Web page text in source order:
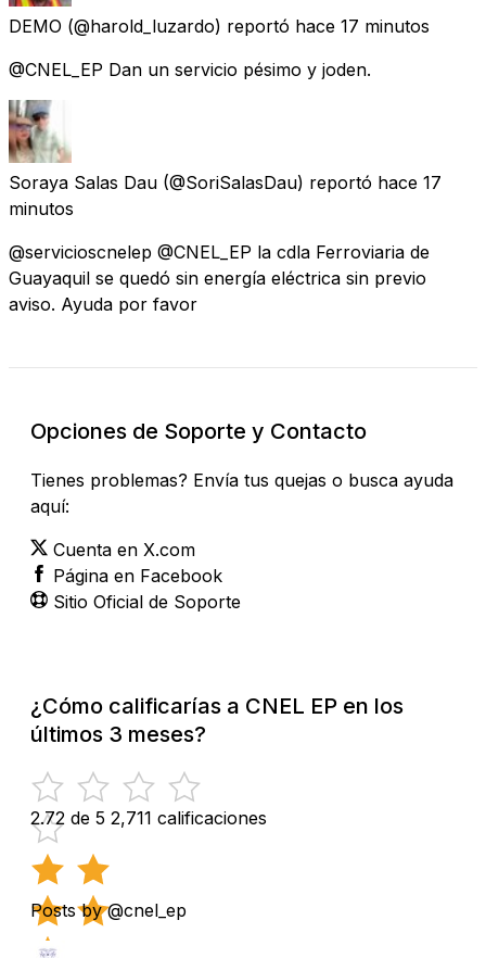
DEMO (@harold_luzardo) reportó hace 17 minutos
@CNEL_EP Dan un servicio pésimo y joden.
Soraya Salas Dau (@SoriSalasDau) reportó hace 17
minutos
@servicioscnelep @CNEL_EP la cdla Ferroviaria de
Guayaquil se quedó sin energía eléctrica sin previo
aviso. Ayuda por favor
Opciones de Soporte y Contacto
Tienes problemas? Envía tus quejas o busca ayuda
aquí:
Cuenta en X.com
Página en Facebook
Sitio Oficial de Soporte
¿Cómo calificarías a CNEL EP en los
últimos 3 meses?
2.72 de 5 2,711 calificaciones
Posts by @cnel_ep